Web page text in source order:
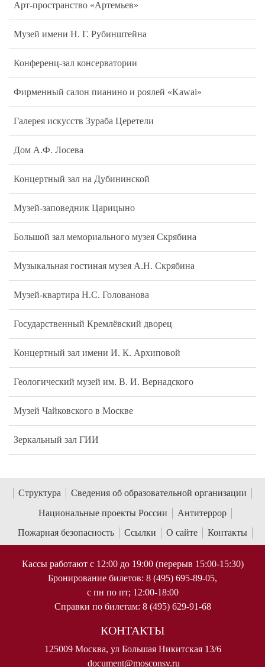
Арт-пространство «Артемьев»
Музей имени Н. Г. Рубинштейна
Конференц-зал консерватории
Фирменный салон пианино и роялей «Kawai»
Галерея искусств Зураба Церетели
Дом А.Ф. Лосева
Концертный зал на Дубининской
Музей-заповедник Царицыно
Большой зал мемориального музея Скрябина
Музыкальная гостиная музея А.Н. Скрябина
Музей-квартира Н.С. Голованова
Государственный Кремлёвский дворец
Концертный зал имени И. К. Архиповой
Геологический музей им. В. И. Вернадского
Музей Чайковского в Москве
Зеркальный зал ГИИ
Структура
Сведения об образовательной организации
Национальные проекты России
Антитеррор
Пожарная безопасность
Ссылки О сайте Контакты
Кассы работают с 12:00 до 19:00 (перерыв 15:00-15:30)
Бронирование билетов: 8 (495) 695-89-05,
с пн по пт; 12:00-18:00
Справки по билетам: 8 (495) 629-91-68
КОНТАКТЫ
125009 Москва, ул Большая Никитская 13/6
document@mosconsv.ru